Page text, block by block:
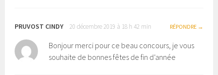
PRUVOST CINDY 20 décembre 2019 à 18 h 42 min RÉPONDRE
Bonjour merci pour ce beau concours, je vous
souhaite de bonnes fêtes de fin d’année